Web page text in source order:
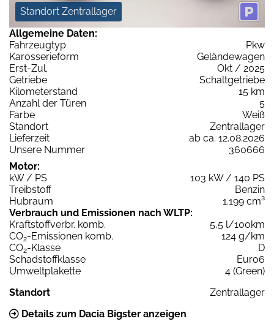
Standort Zentrallager
Allgemeine Daten:
Fahrzeugtyp
Pkw
Karosserieform
Geländewagen
Erst-Zul.
Okt / 2025
Getriebe
Schaltgetriebe
Kilometerstand
15 km
Anzahl der Türen
5
Farbe
Weiß
Standort
Zentrallager
Lieferzeit
ab ca. 12.08.2026
Unsere Nummer
360666
Motor:
kW / PS
103 kW / 140 PS
Treibstoff
Benzin
Hubraum
1.199 cm³
Verbrauch und Emissionen nach WLTP:
Kraftstoffverbr. komb.
5,5 l/100km
CO2-Emissionen komb.
124 g/km
CO2-Klasse
D
Schadstoffklasse
Euro6
Umweltplakette
4 (Green)
Standort
Zentrallager
Details zum Dacia Bigster anzeigen